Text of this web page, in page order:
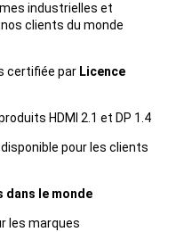
industrielles et
clients du monde
certifiée par Licence
HDMI 2.1 et DP 1.4
disponible pour les clients
dans le monde
les marques